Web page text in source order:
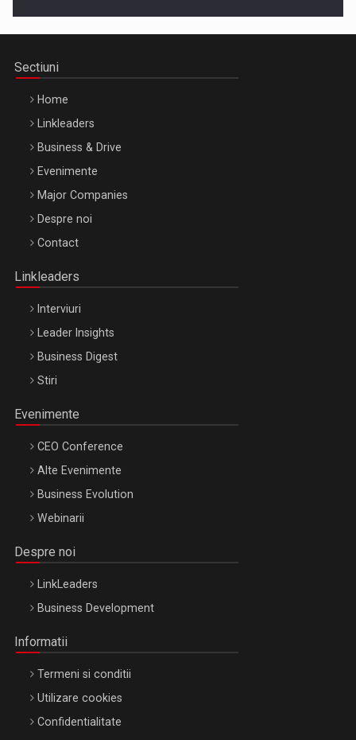
Be Inspired. Make it Happen!, ARTEMIS LETO, ORADEA, 8
Octombrie
Sectiuni
Home
Linkleaders
Business & Drive
Evenimente
Major Companies
Despre noi
Contact
Linkleaders
Interviuri
Leader Insights
Business Digest
Stiri
Evenimente
CEO Conference
Alte Evenimente
Business Evolution
Webinarii
Despre noi
LinkLeaders
Business Development
Informatii
Termeni si conditii
Utilizare cookies
Confidentialitate